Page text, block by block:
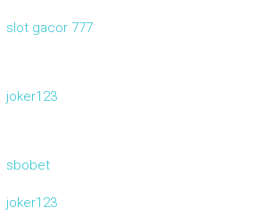
slot gacor 777
joker123
sbobet
joker123